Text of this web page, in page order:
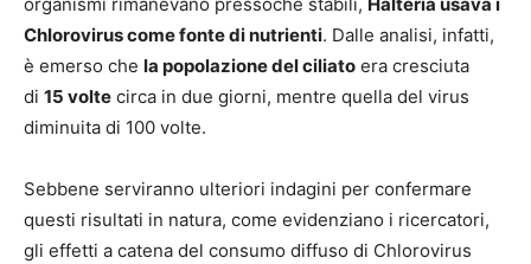
Chlorovirus come fonte di nutrienti. Dalle analisi, infatti,
è emerso che la popolazione del ciliato era cresciuta
di 15 volte circa in due giorni, mentre quella del virus
diminuita di 100 volte.
Sebbene serviranno ulteriori indagini per confermare
questi risultati in natura, come evidenziano i ricercatori,
gli effetti a catena del consumo diffuso di Chlorovirus